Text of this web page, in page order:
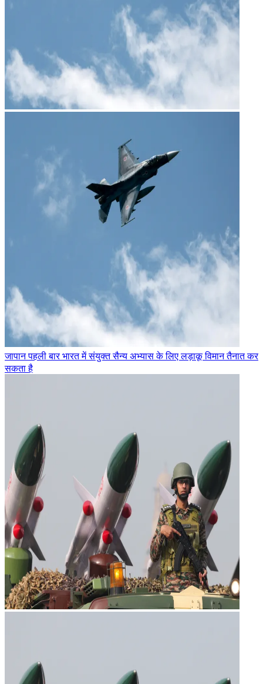
जापान पहली बार भारत में संयुक्त सैन्य अभ्यास के लिए लड़ाकू विमान तैनात कर
सकता है